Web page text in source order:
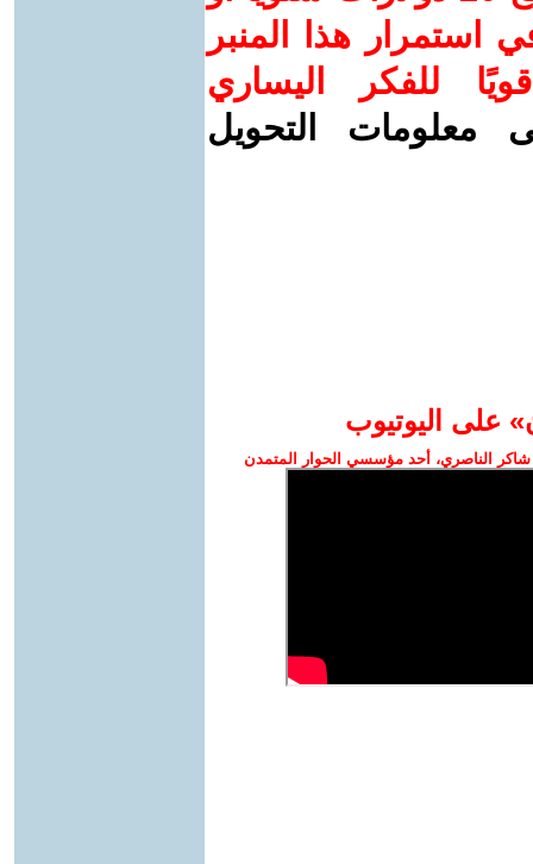
استمرار هذا المنبر
للفكر اليساري
معلومات التحويل
على اليوتيوب
الناصري، أحد مؤسسي الحوار المتمدن